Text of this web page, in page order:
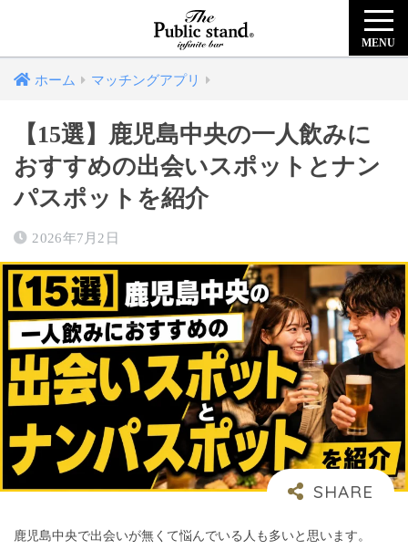
MENU
ホーム マッチングアプリ
【15選】鹿児島中央の一人飲みに
おすすめの出会いスポットとナン
パスポットを紹介
2026年7月2日
鹿児島中央で出会いが無くて悩んでいる人も多いと思います。